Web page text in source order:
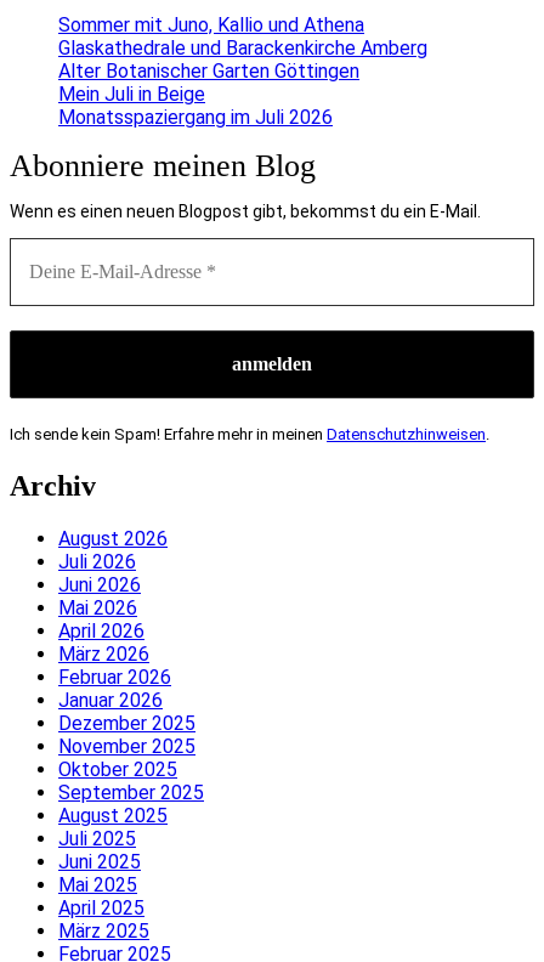
Sommer mit Juno, Kallio und Athena
Glaskathedrale und Barackenkirche Amberg
Alter Botanischer Garten Göttingen
Mein Juli in Beige
Monatsspaziergang im Juli 2026
Abonniere meinen Blog
Wenn es einen neuen Blogpost gibt, bekommst du ein E-Mail.
Ich sende kein Spam! Erfahre mehr in meinen Datenschutzhinweisen.
Archiv
August 2026
Juli 2026
Juni 2026
Mai 2026
April 2026
März 2026
Februar 2026
Januar 2026
Dezember 2025
November 2025
Oktober 2025
September 2025
August 2025
Juli 2025
Juni 2025
Mai 2025
April 2025
März 2025
Februar 2025